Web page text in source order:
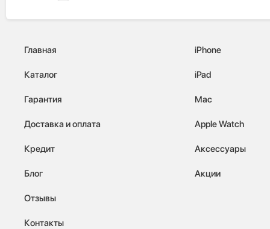
Главная
Каталог
Гарантия
Доставка и оплата
Кредит
Блог
Отзывы
Контакты
iPhone
iPad
Mac
Apple Watch
Аксессуары
Акции